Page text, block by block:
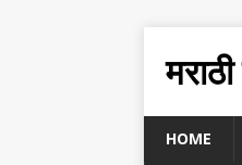
HOME